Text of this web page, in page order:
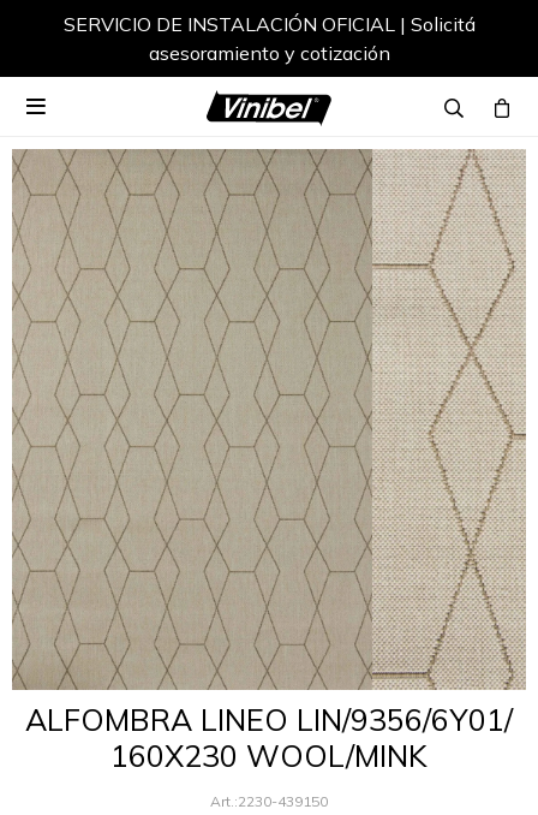
SERVICIO DE INSTALACIÓN OFICIAL | Solicitá
asesoramiento y cotización

ALFOMBRA LINEO LIN/9356/6Y01/
160X230 WOOL/MINK
2230-439150